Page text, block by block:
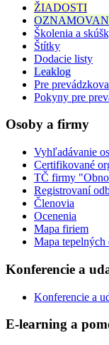
ŽIADOSTI
Školenia a
Štítky
Dodacie listy
Leaklog
Pre
Pokyny pre
Osoby a firmy
Vyhľadávanie
Certifikované
TČ firmy
Registrovaní
Členovia
Ocenenia
Mapa firiem
Mapa tepelných
Konferencie a
Konferencie a
E-learning a